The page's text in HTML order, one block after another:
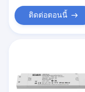
การควบคุมคุณภาพ
กรณี
ติดต่อตอนนี้